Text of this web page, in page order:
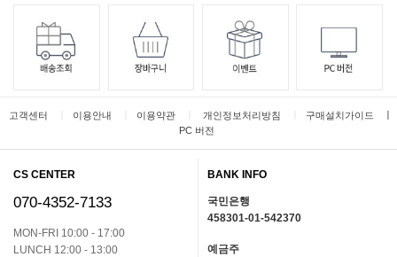
고객센터 이용안내 이용약관 개인정보처리방침 구매설치가이드
PC 버전
CS CENTER
070-4352-7133
MON-FRI 10:00 - 17:00
LUNCH 12:00 - 13:00
BANK INFO
국민은행
458301-01-542370
예금주